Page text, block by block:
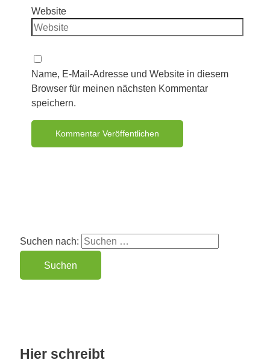
Website
Name, E-Mail-Adresse und Website in diesem
Browser für meinen nächsten Kommentar
speichern.
Suchen nach:
Hier schreibt